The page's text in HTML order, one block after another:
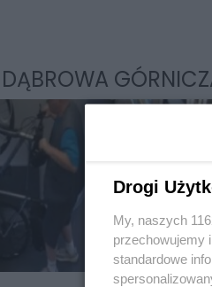
DĄBROWA
Drogi
My, naszych
przechowujemy
standardowe